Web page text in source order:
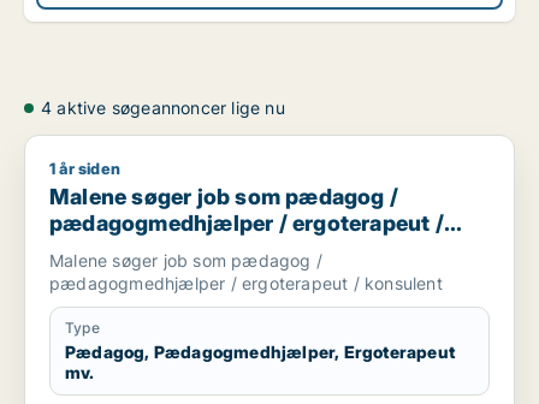
4 aktive søgeannoncer lige nu
Malene søger job som pædagog / pædagogmedhjælper /
1 år siden
Malene søger job som pædagog /
pædagogmedhjælper / ergoterapeut /
konsulent
Malene søger job som pædagog /
pædagogmedhjælper / ergoterapeut / konsulent
Type
Pædagog, Pædagogmedhjælper, Ergoterapeut
mv.